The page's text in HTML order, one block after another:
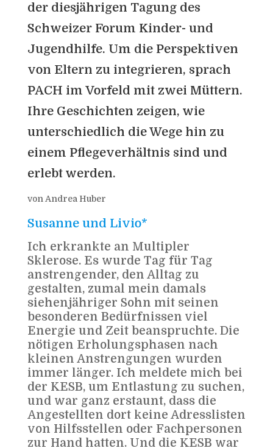
der diesjährigen Tagung des
Schweizer Forum Kinder- und
Jugendhilfe. Um die Perspektiven
von Eltern zu integrieren, sprach
PACH im Vorfeld mit zwei Müttern.
Ihre Geschichten zeigen, wie
unterschiedlich die Wege hin zu
einem Pflegeverhältnis sind und
erlebt werden.
von Andrea Huber
Susanne und Livio*
Ich erkrankte an Multipler
Sklerose. Es wurde Tag für Tag
anstrengender, den Alltag zu
gestalten, zumal mein damals
siehenjähriger Sohn mit seinen
besonderen Bedürfnissen viel
Energie und Zeit beanspruchte. Die
nötigen Erholungsphasen nach
kleinen Anstrengungen wurden
immer länger. Ich meldete mich bei
der KESB, um Entlastung zu suchen,
und war ganz erstaunt, dass die
Angestellten dort keine Adresslisten
von Hilfsstellen oder Fachpersonen
zur Hand hatten. Und die KESB war